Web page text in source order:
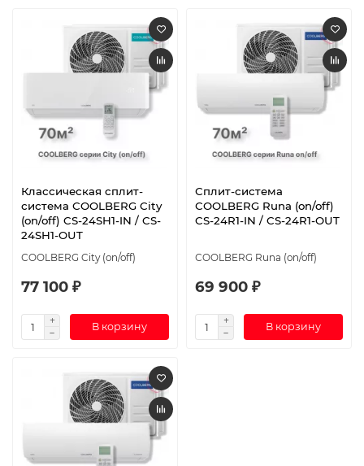
Классическая сплит-
система СOOLBERG City
(on/off) CS-24SH1-IN / CS-
24SH1-OUT
СOOLBERG City (on/off)
77 100 ₽
В корзину
Сплит-система
СOOLBERG Runa (on/off)
CS-24R1-IN / CS-24R1-OUT
СOOLBERG Runa (on/off)
69 900 ₽
В корзину